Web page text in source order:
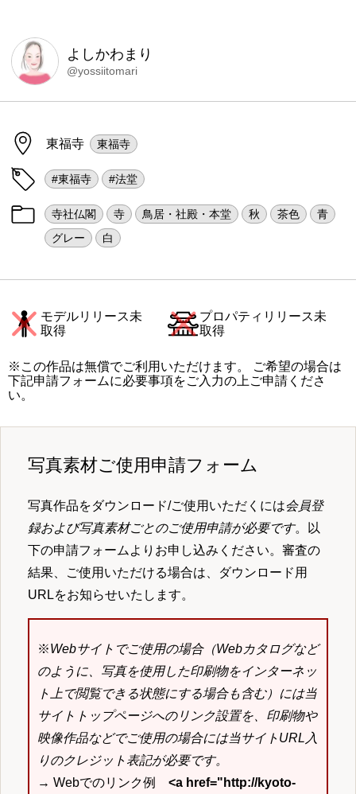
よしかわまり
@yossiitomari
東福寺 東福寺
#東福寺 #法堂
寺社仏閣 寺 鳥居・社殿・本堂 秋 茶色
青
グレー
白
モデルリリース未
取得
プロパティリリース未
取得
※この作品は無償でご利用いただけます。 ご希望の場合は
下記申請フォームに必要事項をご入力の上ご申請くださ
い。
写真素材ご使用申請フォーム
写真作品をダウンロード/ご使用いただくには会員登
録および写真素材ごとのご使用申請が必要です。以
下の申請フォームよりお申し込みください。審査の
結果、ご使用いただける場合は、ダウンロード用
URLをお知らせいたします。
※Webサイトでご使用の場合（Webカタログなど
のように、写真を使用した印刷物をインターネッ
ト上で閲覧できる状態にする場合も含む）には当
サイトトップページへのリンク設置を、印刷物や
映像作品などでご使用の場合には当サイトURL入
りのクレジット表記が必要です。
→ Webでのリンク例 <a href="http://kyoto-